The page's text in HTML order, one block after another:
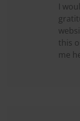
I
this
me